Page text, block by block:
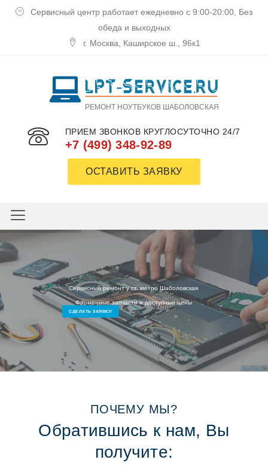
Сервисный центр работает ежедневно с 9:00-20:00, Без
обеда и выходных
г. Москва, Каширское ш., 96к1
РЕМОНТ НОУТБУКОВ ШАБОЛОВСКАЯ
ПРИЕМ ЗВОНКОВ КРУГЛОСУТОЧНО 24/7
+7 (499) 348-92-89
ОСТАВИТЬ ЗАЯВКУ
Сервисный ремонт у ст. метро Шаболовская
Фирменные запчасти и доступные цены
СДЕЛАТЬ ЗАЯВКУ!
ПОЧЕМУ МЫ?
Обратившись к нам, Вы
получите: